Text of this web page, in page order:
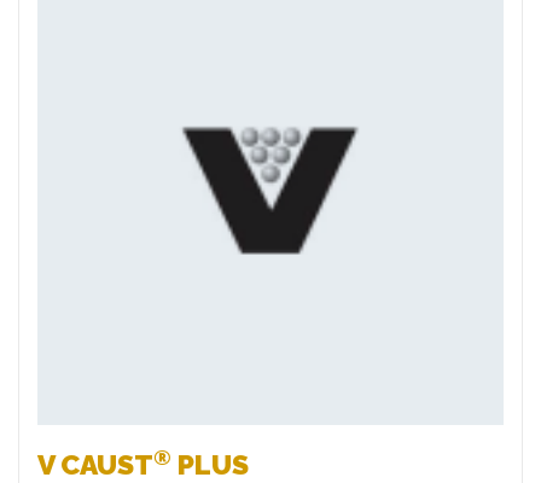
Favoriten
V CAUST® PLUS